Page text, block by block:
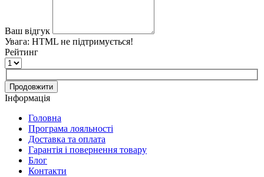
Ваш відгук
Увага: HTML не підтримується!
Рейтинг
Продовжити
Інформація
Головна
Програма лояльності
Доставка та оплата
Гарантія і повернення товару
Блог
Контакти